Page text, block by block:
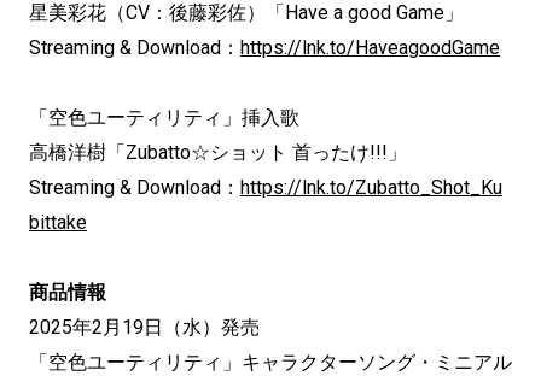
星美彩花（CV：後藤彩佐）「Have a good Game」
Streaming & Download： https://lnk.to/HaveagoodGame
「空色ユーティリティ」挿入歌
高橋洋樹「Zubatto☆ショット 首ったけ!!!」
Streaming & Download： https://lnk.to/Zubatto_Shot_Ku
bittake
商品情報
2025年2月19日（水）発売
「空色ユーティリティ」キャラクターソング・ミニアル